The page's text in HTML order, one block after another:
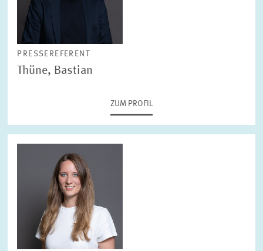
PRESSEREFERENT
Thüne, Bastian
ZUM PROFIL